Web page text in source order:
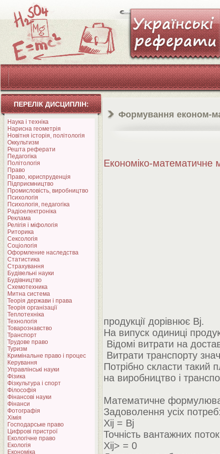
ПЕРЕЛІК ДИСЦИПЛІН:
Наука і техніка
Нарисна геометрія
Новітня історія, політологія
Оккультизм
Решта реферати
Педагогіка
Політологія
Право
Право, юриспруденція
Підприємництво
Промисловість, виробництво
Психологія
Психологія, педагогіка
Радіоелектроніка
Реклама
Релігія і міфологія
Риторика
Сексологія
Соціологія
Оформление наследства
Статистика
Страхування
Будівельні науки
Будівництво
Схемотехника
Митна система
Теорія держави і права
Теорія організації
Теплотехніка
Технологія
Товарознавство
Транспорт
Трудове право
Туризм
Кримінальне право і процес
Керування
Управлінські науки
Фізика
Фізкультура і спорт
Філософія
Фінансові науки
Фінанси
Фотографія
Хімія
Господарське право
Цифрові пристрої
Екологічне право
Екологія
Економіка
Формування економ-
Економіко-математичне
продукції дорівнює Bj.
На випуск одиниці
Відомі витрати на
Витрати транспорту
Потрібно скласти такий
на виробництво і
Математичне
Задоволення усіх
Xij = Bj
Точність вантажних
Xij> = 0